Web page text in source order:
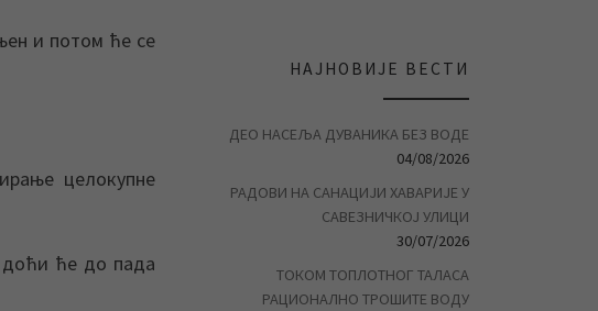
и потом ће се
целокупне
доћи ће до пада
НАЈНОВИЈЕ ВЕСТИ
ДЕО НАСЕЉА ДУВАНИКА БЕЗ ВОДЕ
04/08/2026
РАДОВИ НА САНАЦИЈИ ХАВАРИЈЕ У
САВЕЗНИЧКОЈ УЛИЦИ
30/07/2026
ТОКОМ ТОПЛОТНОГ ТАЛАСА
РАЦИОНАЛНО ТРОШИТЕ ВОДУ